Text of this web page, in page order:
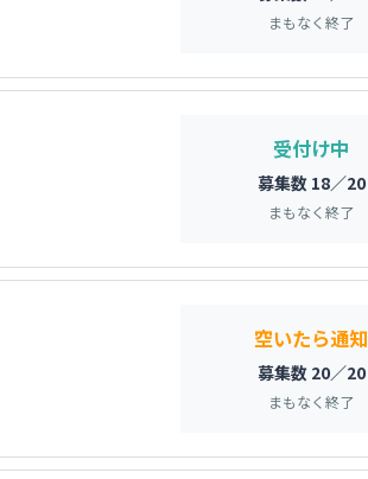
まもなく終了
受付け中
募集数 18／20
まもなく終了
空いたら通知
募集数 20／20
まもなく終了